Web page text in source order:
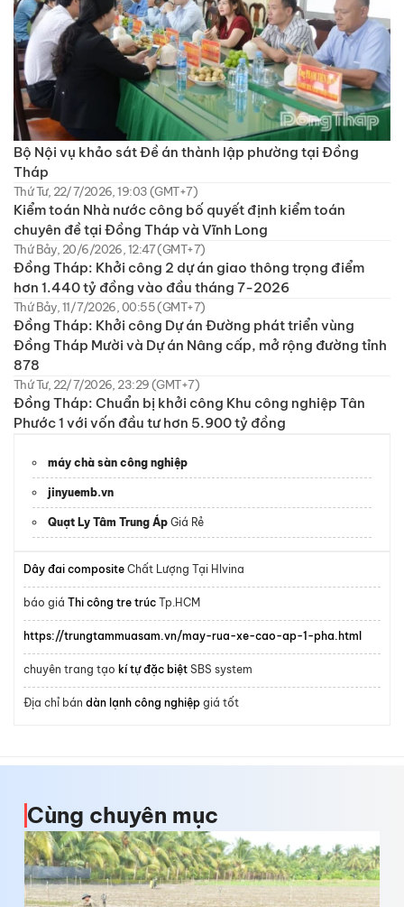
Bộ Nội vụ khảo sát Đề án thành lập phường tại Đồng
Tháp
Thứ Tư, 22/7/2026, 19:03 (GMT+7)
Kiểm toán Nhà nước công bố quyết định kiểm toán
chuyên đề tại Đồng Tháp và Vĩnh Long
Thứ Bảy, 20/6/2026, 12:47 (GMT+7)
Đồng Tháp: Khởi công 2 dự án giao thông trọng điểm
hơn 1.440 tỷ đồng vào đầu tháng 7-2026
Thứ Bảy, 11/7/2026, 00:55 (GMT+7)
Đồng Tháp: Khởi công Dự án Đường phát triển vùng
Đồng Tháp Mười và Dự án Nâng cấp, mở rộng đường tỉnh
878
Thứ Tư, 22/7/2026, 23:29 (GMT+7)
Đồng Tháp: Chuẩn bị khởi công Khu công nghiệp Tân
Phước 1 với vốn đầu tư hơn 5.900 tỷ đồng
máy chà sàn công nghiệp
jinyuemb.vn
Quạt Ly Tâm Trung Áp Giá Rẻ
Dây đai composite Chất Lượng Tại Hlvina
báo giá Thi công tre trúc Tp.HCM
https://trungtammuasam.vn/may-rua-xe-cao-ap-1-pha.html
chuyên trang tạo kí tự đặc biệt SBS system
Địa chỉ bán dàn lạnh công nghiệp giá tốt
Cùng chuyên mục